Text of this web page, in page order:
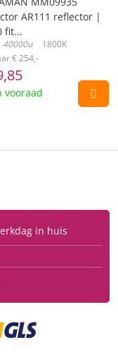
AR111 reflector |
fit...
40000u
1800K
€ 254,-
vooraad
in huis